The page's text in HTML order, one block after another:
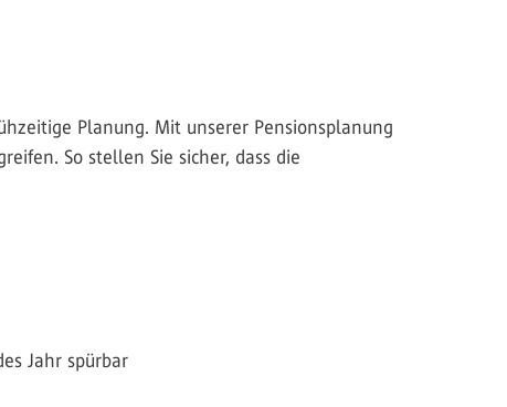
Planung. Mit unserer Pensionsplanung
So stellen Sie sicher, dass die
Jahr spürbar